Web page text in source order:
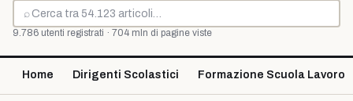
⌕
Cerca
9.786 utenti registrati · 704 mln di pagine viste
Home Dirigenti Scolastici Formazione Scuola Lavoro